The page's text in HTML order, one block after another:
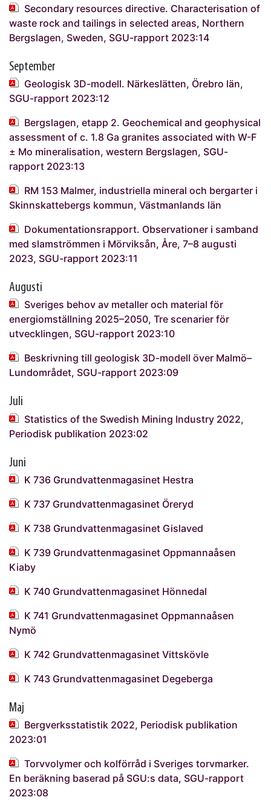
Secondary resources directive. Characterisation of
waste rock and tailings in selected areas, Northern
Bergslagen, Sweden, SGU-rapport 2023:14
September
Geologisk 3D-modell. Närkeslätten, Örebro län,
SGU-rapport 2023:12
Bergslagen, etapp 2. Geochemical and geophysical
assessment of c. 1.8 Ga granites associated with W-F
± Mo mineralisation, western Bergslagen, SGU-
rapport 2023:13
RM 153 Malmer, industriella mineral och bergarter i
Skinnskattebergs kommun, Västmanlands län
Dokumentationsrapport. Observationer i samband
med slamströmmen i Mörviksån, Åre, 7–8 augusti
2023, SGU-rapport 2023:11
Augusti
Sveriges behov av metaller och material för
energiomställning 2025–2050, Tre scenarier för
utvecklingen, SGU-rapport 2023:10
Beskrivning till geologisk 3D-modell över Malmö–
Lundområdet, SGU-rapport 2023:09
Juli
Statistics of the Swedish Mining Industry 2022,
Periodisk publikation 2023:02
Juni
K 736 Grundvattenmagasinet Hestra
K 737 Grundvattenmagasinet Öreryd
K 738 Grundvattenmagasinet Gislaved
K 739 Grundvattenmagasinet Oppmannaåsen
Kiaby
K 740 Grundvattenmagasinet Hönnedal
K 741 Grundvattenmagasinet Oppmannaåsen
Nymö
K 742 Grundvattenmagasinet Vittskövle
K 743 Grundvattenmagasinet Degeberga
Maj
Bergverksstatistik 2022, Periodisk publikation
2023:01
Torvvolymer och kolförråd i Sveriges torvmarker.
En beräkning baserad på SGU:s data, SGU-rapport
2023:08